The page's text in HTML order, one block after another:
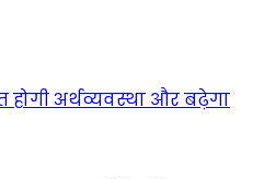
अर्थव्यवस्था और बढ़ेगा